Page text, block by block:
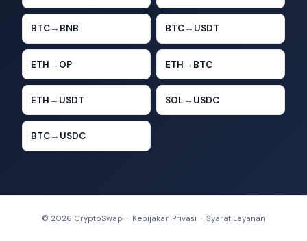
BTC→ BNB BTC→ USDT
ETH → OP ETH → BTC
ETH → USDT SOL → USDC
BTC→ USDC
© 2026 CryptoSwap · Kebijakan Privasi · Syarat Layanan